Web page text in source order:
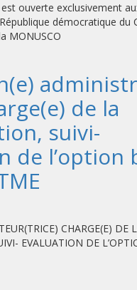
ouverte exclusivement
démocratique du
MONUSCO
de la
suivi-
de l’option
CHARGE(E) DE
EVALUATION DE